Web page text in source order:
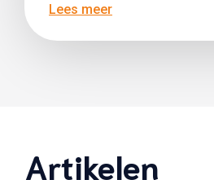
Lees meer
Artikelen